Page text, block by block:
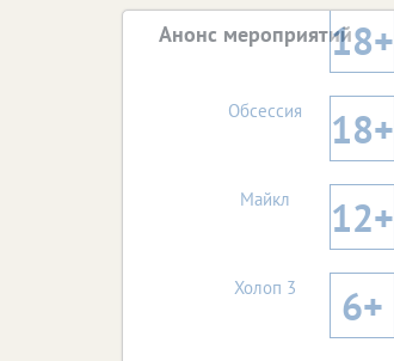
Анонс мероприятий18+
Обсессия 18+
Майкл 12+
Холоп 3 6+